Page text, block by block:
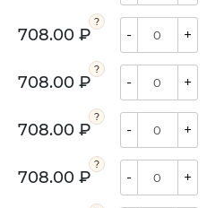
708.00 ₽ - +
708.00 ₽ - +
708.00 ₽ - +
708.00 ₽ - +